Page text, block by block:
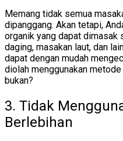
Memang tidak semua
dipanggang. Akan tetapi,
organik yang dapat dimasak
daging, masakan laut, dan
dapat dengan mudah
diolah menggunakan
bukan?
3. Tidak
Berlebihan